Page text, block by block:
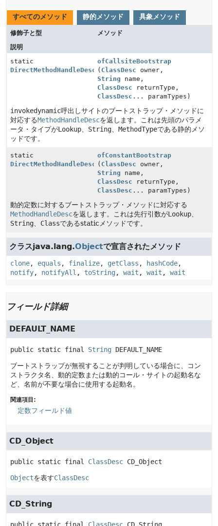
すべてのメソッド 静的メソッド 具象メソッド
修飾子と型
メソッド
説明
static
DirectMethodHandleDesc
ofCallsiteBootstrap
( ClassDesc owner,
String name,
ClassDesc returnType,
ClassDesc ... paramTypes)
invokedynamic呼出しサイトのブートストラップ・メソッドに
対応するMethodHandleDescを返します。これは先頭のパラメ
ータ・タイプがLookup String MethodTypeである静的メソ
ッドです。
static
DirectMethodHandleDesc
ofConstantBootstrap
( ClassDesc owner,
String name,
ClassDesc returnType,
ClassDesc ... paramTypes)
動的定数に対するブートストラップ・メソッドに対応する
MethodHandleDescを返します。これは先行引数がLookup
String
Classであるstaticメソッドです。
クラスjava.lang.Objectで宣言されたメソッド
clone, equals , finalize, getClass , hashCode,
notify, notifyAll , toString, wait , wait , wait
フィールド詳細
DEFAULT_NAME
public static final String DEFAULT_NAME
ブートストラップが無視することが判明している場合に、コン
ストラクタ名、動的定数または動的コール・サイトの起動名な
ど、名前が不要な場合に使用する起動名。
関連項目:
定数フィールド値
CD_Object
public static final ClassDesc CD_Object
Objectを表すClassDesc
CD_String